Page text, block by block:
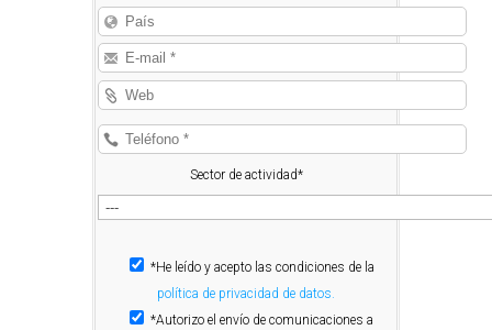
Sector de actividad*
*He leído y acepto las condiciones de la
política de privacidad de datos.
*Autorizo el envío de comunicaciones a